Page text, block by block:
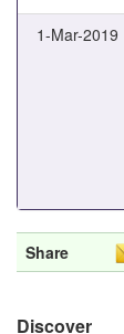
1-Mar-2019
Share
Discover